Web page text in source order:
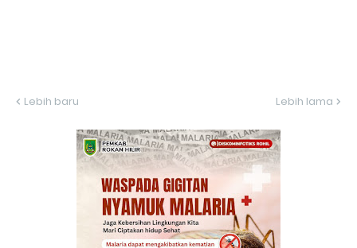
Lebih baru Lebih lama